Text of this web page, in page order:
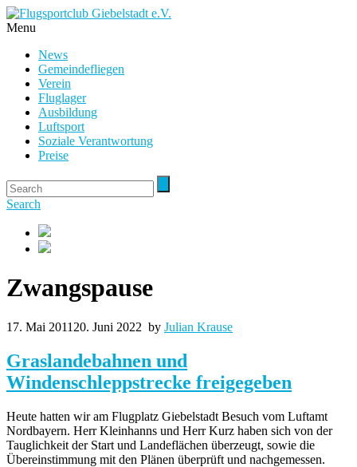
Menu
News
Gemeindefliegen
Verein
Fluglager
Ausbildung
Luftsport
Soziale Verantwortung
Preise
Search
Zwangspause
17. Mai 2011 20. Juni 2022 by Julian Krause
Graslandebahnen und
Windenschleppstrecke freigegeben
Heute hatten wir am Flugplatz Giebelstadt Besuch vom Luftamt
Nordbayern. Herr Kleinhanns und Herr Kurz haben sich von der
Tauglichkeit der Start und Landeflächen überzeugt, sowie die
Übereinstimmung mit den Plänen überprüft und nachgemessen.